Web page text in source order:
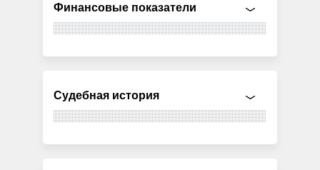
Финансовые показатели
Судебная история